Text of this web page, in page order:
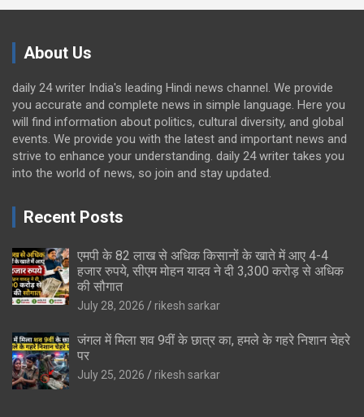
About Us
daily 24 writer India's leading Hindi news channel. We provide
you accurate and complete news in simple language. Here you
will find information about politics, cultural diversity, and global
events. We provide you with the latest and important news and
strive to enhance your understanding. daily 24 writer takes you
into the world of news, so join and stay updated.
Recent Posts
एमपी के 82 लाख से अधिक किसानों के खाते में आए 4-4
हजार रुपये, सीएम मोहन यादव ने दी 3,300 करोड़ से अधिक
की सौगात
July 28, 2026 rikesh sarkar
जंगल में मिला शव 9वीं के छात्र का, हमले के गहरे निशान चेहरे
पर
July 25, 2026 rikesh sarkar